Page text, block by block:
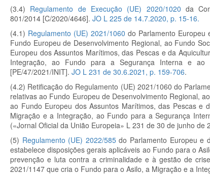
(3.4) Regulamento de Execução (UE) 2020/1020 da
801/2014 [C/2020/4646]. JO L 225 de 14.7.2020, p. 15-16.
(4.1) Regulamento (UE) 2021/1060 do Parlamento Europeu
Fundo Europeu de Desenvolvimento Regional, ao Fundo
Europeu dos Assuntos Marítimos, das Pescas e da
Integração, ao Fundo para a Segurança Interna e
[PE/47/2021/INIT]. JO L 231 de 30.6.2021, p. 159-706.
(4.2) Retificação do Regulamento (UE) 2021/1060 do
relativas ao Fundo Europeu de Desenvolvimento Regional,
ao Fundo Europeu dos Assuntos Marítimos, das Pescas
Migração e a Integração, ao Fundo para a Segurança
(«Jornal Oficial da União Europeia» L 231 de 30 de junho de
(5) Regulamento (UE) 2022/585 do Parlamento Europeu e
estabelece disposições gerais aplicáveis ao Fundo para o
prevenção e luta contra a criminalidade e à gestão de
2021/1147 que cria o Fundo para o Asilo, a Migração e a